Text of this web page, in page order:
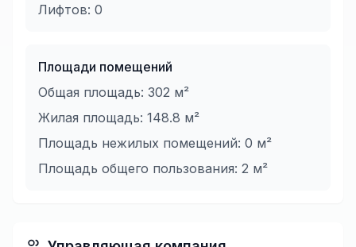
Лифтов: 0
Площади помещений
Общая площадь: 302 м²
Жилая площадь: 148.8 м²
Площадь нежилых помещений: 0 м²
Площадь общего пользования: 2 м²